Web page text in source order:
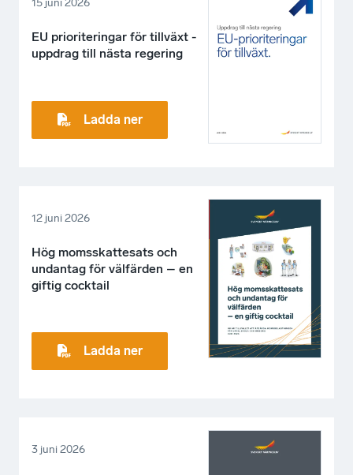
15 juni 2026
EU prioriteringar för tillväxt -
uppdrag till nästa regering
Ladda ner
12 juni 2026
Hög momsskattesats och
undantag för välfärden – en
giftig cocktail
Ladda ner
3 juni 2026